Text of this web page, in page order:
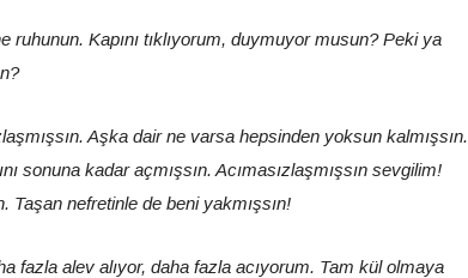
Kapını tıklıyorum, duymuyor musun? Peki ya
Aşka dair ne varsa hepsinden yoksun kalmışsın.
sonuna kadar açmışsın. Acımasızlaşmışsın sevgilim!
Taşan nefretinle de beni yakmışsın!
fazla alev alıyor, daha fazla acıyorum. Tam kül olmaya